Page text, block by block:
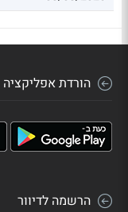
הורדת אפליקציה
הרשמה לדיוור